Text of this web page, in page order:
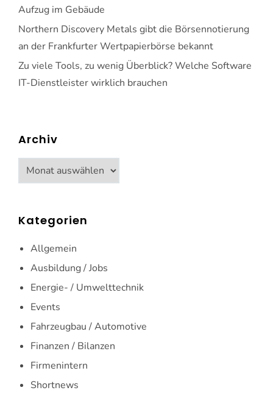
Aufzug im Gebäude
Northern Discovery Metals gibt die Börsennotierung
an der Frankfurter Wertpapierbörse bekannt
Zu viele Tools, zu wenig Überblick? Welche Software
IT-Dienstleister wirklich brauchen
Archiv
Archiv
Kategorien
Allgemein
Ausbildung / Jobs
Energie- / Umwelttechnik
Events
Fahrzeugbau / Automotive
Finanzen / Bilanzen
Firmenintern
Shortnews